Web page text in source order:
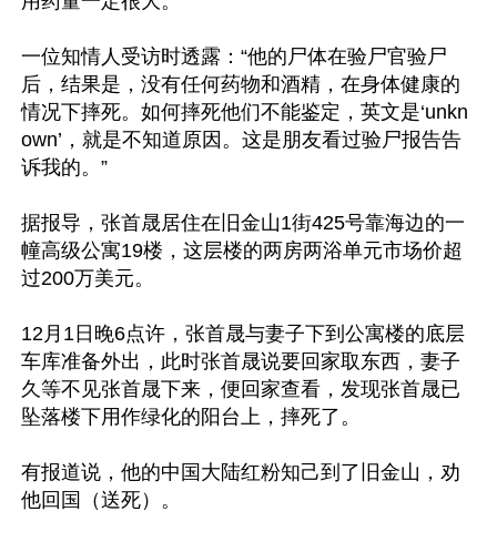
一位知情人受访时透露：“他的尸体在验尸官验尸
后，结果是，没有任何药物和酒精，在身体健康的
情况下摔死。如何摔死他们不能鉴定，英文是‘unkn
own’，就是不知道原因。这是朋友看过验尸报告告
诉我的。”
据报导，张首晟居住在旧金山1街425号靠海边的一
幢高级公寓19楼，这层楼的两房两浴单元市场价超
过200万美元。
12月1日晚6点许，张首晟与妻子下到公寓楼的底层
车库准备外出，此时张首晟说要回家取东西，妻子
久等不见张首晟下来，便回家查看，发现张首晟已
坠落楼下用作绿化的阳台上，摔死了。
有报道说，他的中国大陆红粉知己到了旧金山，劝
他回国（送死）。